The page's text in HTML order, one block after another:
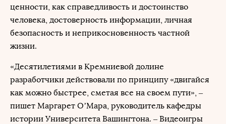
ценности, как справедливость и достоинство
человека, достоверность информации, личная
безопасность и неприкосновенность частной
жизни.
«Десятилетиями в Кремниевой долине
разработчики действовали по принципу «двигайся
как можно быстрее, сметая все на своем пути», –
пишет Маргарет O’Мара, руководитель кафедры
истории Университета Вашингтона. – Видеоигры